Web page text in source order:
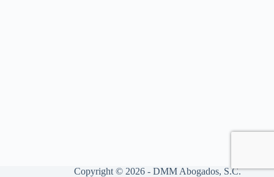
Copyright © 2026 - DMM Abogados, S.C.